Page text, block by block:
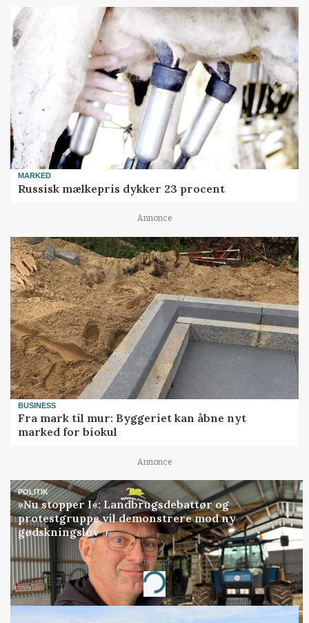
MARKED
Russisk mælkepris dykker 23 procent
Annonce
BUSINESS
Fra mark til mur: Byggeriet kan åbne nyt
marked for biokul
Annonce
POLITIK
»Nu stopper I«: Landbrugsdebattør og
protestgruppe vil demonstrere mod ny
gødskningslov
Annonce
Loading...